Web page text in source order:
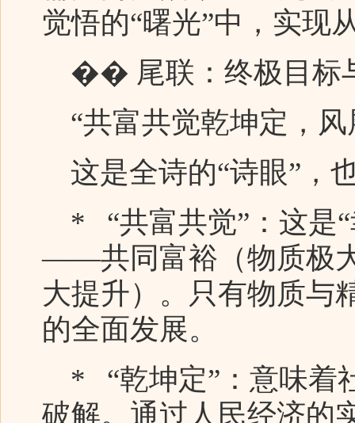
觉悟的“曙光”中，实现
�� 尾联：终极目标
“共富共觉乾坤定，风
这是全诗的“诗眼”，
* “共富共觉”：这是“
——共同富裕（物质极
大提升）。只有物质与
的全面发展。
* “乾坤定”：意味着
破解。通过人民经济的